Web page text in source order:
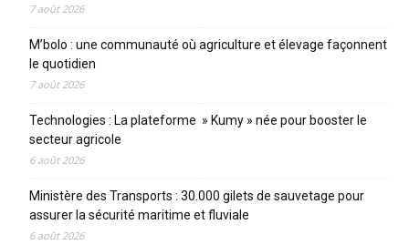
7 août 2026
M’bolo : une communauté où agriculture et élevage façonnent
le quotidien
7 août 2026
Technologies : La plateforme » Kumy » née pour booster le
secteur agricole
6 août 2026
Ministère des Transports : 30.000 gilets de sauvetage pour
assurer la sécurité maritime et fluviale
6 août 2026